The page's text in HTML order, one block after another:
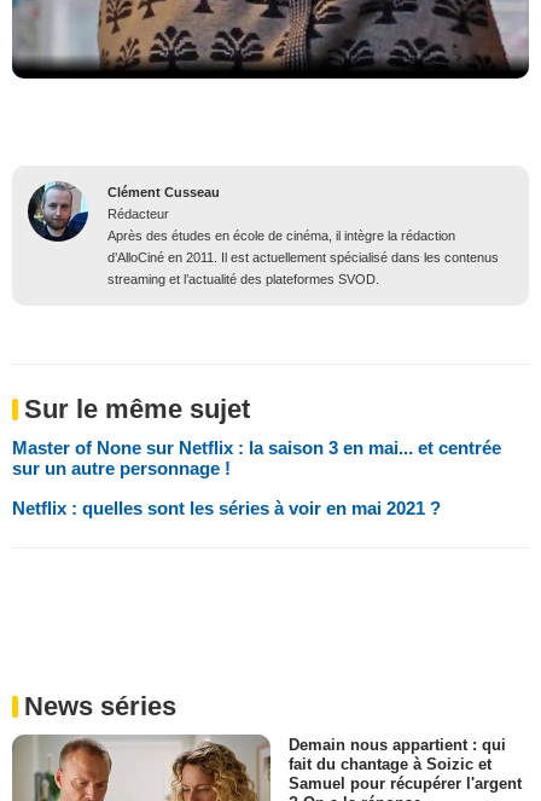
Clément Cusseau
Rédacteur
Après des études en école de cinéma, il intègre la rédaction
d’AlloCiné en 2011. Il est actuellement spécialisé dans les contenus
streaming et l’actualité des plateformes SVOD.
Sur le même sujet
Master of None sur Netflix : la saison 3 en mai... et centrée
sur un autre personnage !
Netflix : quelles sont les séries à voir en mai 2021 ?
News séries
Demain nous appartient : qui
fait du chantage à Soizic et
Samuel pour récupérer l'argent